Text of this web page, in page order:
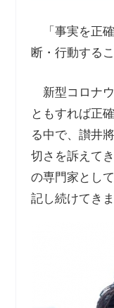
「事実を正
断・行動するこ
新型コロナ
ともすれば正
る中で、讃井
切さを訴えて
の専門家とし
記し続けてきま